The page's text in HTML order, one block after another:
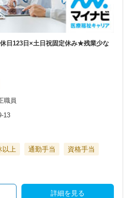
休日123日×土日祝固定休み★残業少な
職員
13
以上 通勤手当
資格手当
詳細を見る